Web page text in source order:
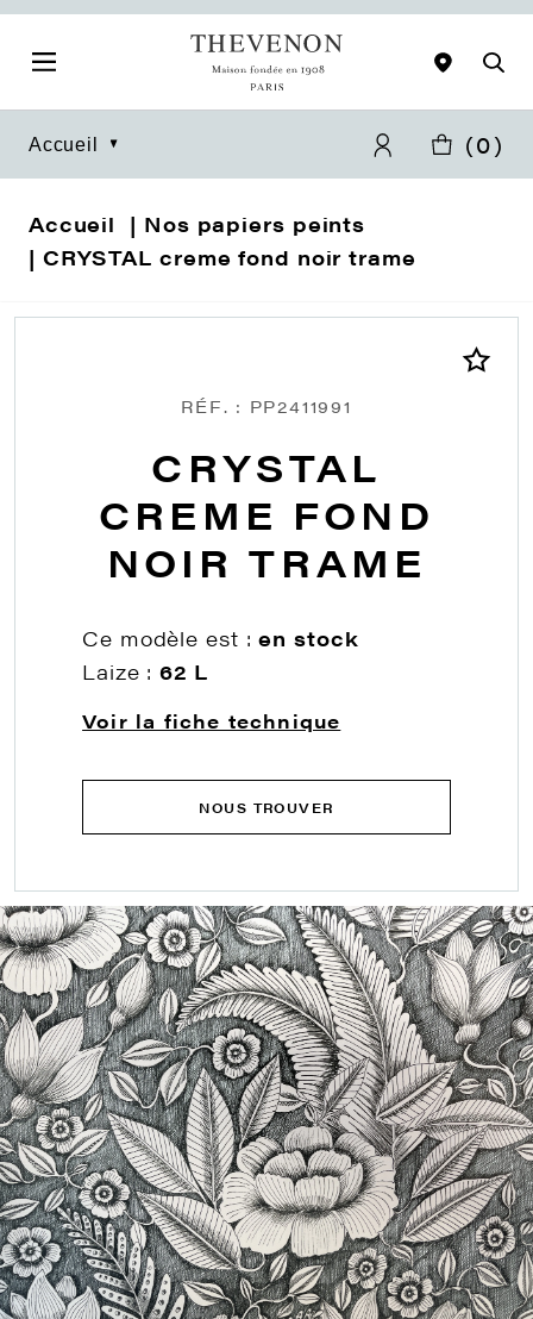
Accueil (0)
Accueil
Nos papiers peints
CRYSTAL creme fond noir trame
RÉF. : PP2411991
CRYSTAL
CREME FOND
NOIR TRAME
Ce modèle est :en stock
Laize :62 L
Voir la fiche technique
NOUS TROUVER